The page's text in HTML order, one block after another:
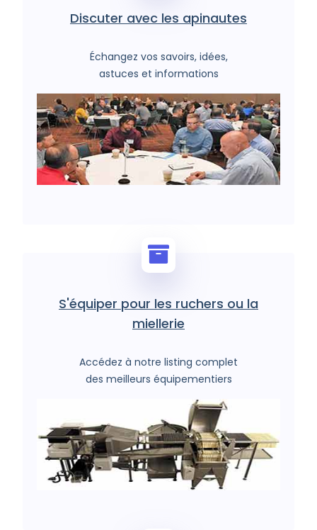
Discuter avec les apinautes
Échangez vos savoirs, idées,
astuces et informations
S'équiper pour les ruchers ou la
miellerie
Accédez à notre listing complet
des meilleurs équipementiers